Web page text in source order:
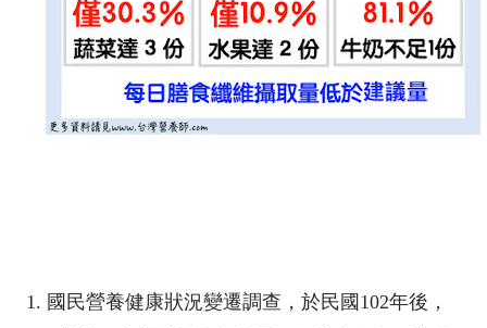
1. 國民營養健康狀況變遷調查，於民國 102年後，